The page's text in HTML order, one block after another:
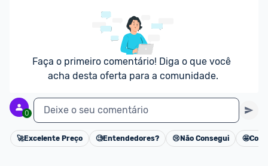
Faça o primeiro comentário! Diga o que você
acha desta oferta para a comunidade.
0 Deixe o seu comentário
Cancelar
🚀Excelente Preço 🧐Entendedores? 😢 Não Consegui 🤩